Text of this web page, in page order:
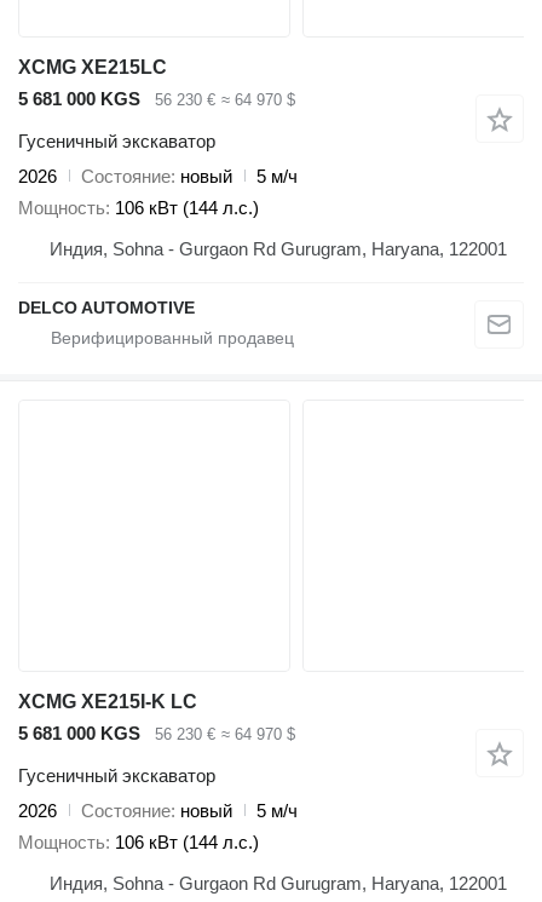
XCMG XE215LC
5 681 000 KGS
56 230 € ≈ 64 970 $
Гусеничный экскаватор
2026
Состояние новый
5 м/ч
Мощность 106 кВт (144 л.с.)
Индия, Sohna - Gurgaon Rd Gurugram, Haryana, 122001
DELCO AUTOMOTIVE
XCMG XE215I-K LC
5 681 000 KGS
56 230 € ≈ 64 970 $
Гусеничный экскаватор
2026
Состояние новый
5 м/ч
Мощность 106 кВт (144 л.с.)
Индия, Sohna - Gurgaon Rd Gurugram, Haryana, 122001